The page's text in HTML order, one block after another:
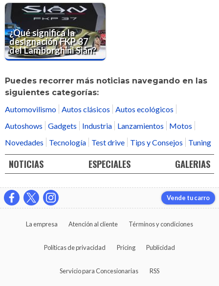
¿Qué significa la
designación FKP 37
del Lamborghini Sián?
Puedes recorrer más noticias navegando en las
siguientes categorías:
Automovilismo
Autos clásicos
Autos ecológicos
Autoshows
Gadgets Industria Lanzamientos
Motos
Novedades
Tecnología Test drive Tips y Consejos Tuning
NOTICIAS ESPECIALES GALERIAS
Vende tu carro
La empresa Atención al cliente Términos y condiciones
Políticas de privacidad Pricing Publicidad
Servicio para Concesionarias RSS